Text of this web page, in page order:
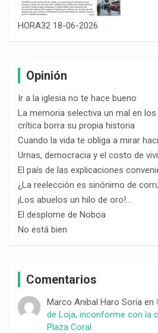
HORA32 18-06-2026
Opinión
Ir a la iglesia no te hace bueno
La memoria selectiva un mal en
crítica borra su propia historia
Cuando la vida te obliga a mirar
Urnas, democracia y el costo de
El país de las explicaciones
¿La reelección es sinónimo de
¡Los abuelos un hilo de oro!…
El desplome de Noboa
No está bien
Comentarios
Marco Anibal Haro Soria en
de Loja, inconforme con la
Plaza Coral